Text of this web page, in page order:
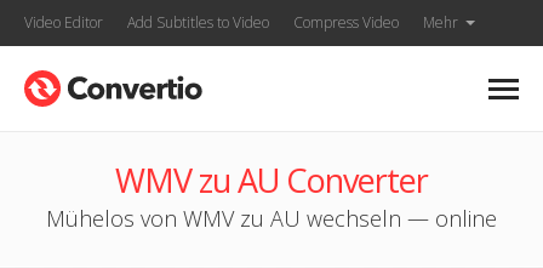
Video Editor Add Subtitles to Video Compress Video Mehr
WMV zu AU Converter
Mühelos von WMV zu AU wechseln — online